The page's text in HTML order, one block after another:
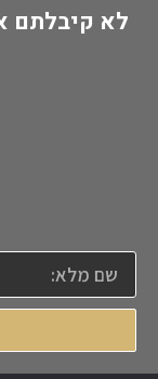
לא קיבלתם